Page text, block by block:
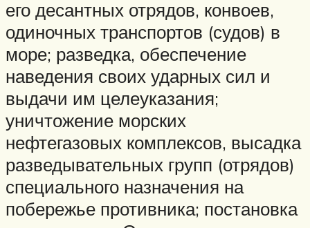
его десантных отрядов, конвоев,
одиночных транспортов (судов) в
море; разведка, обеспечение
наведения своих ударных сил и
выдачи им целеуказания;
уничтожение морских
нефтегазовых комплексов, высадка
разведывательных групп (отрядов)
специального назначения на
побережье противника; постановка